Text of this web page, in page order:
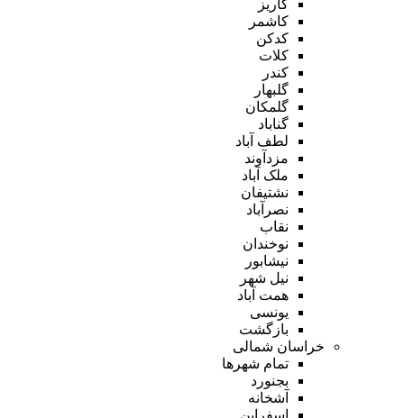
کاریز
کاشمر
کدکن
کلات
کندر
گلبهار
گلمکان
گناباد
لطف آباد
مزدآوند
ملک آباد
نشتیفان
نصرآباد
نقاب
نوخندان
نیشابور
نیل شهر
همت آباد
یونسی
بازگشت
خراسان شمالی
تمام شهر‌ها
بجنورد
آشخانه
اسفراین